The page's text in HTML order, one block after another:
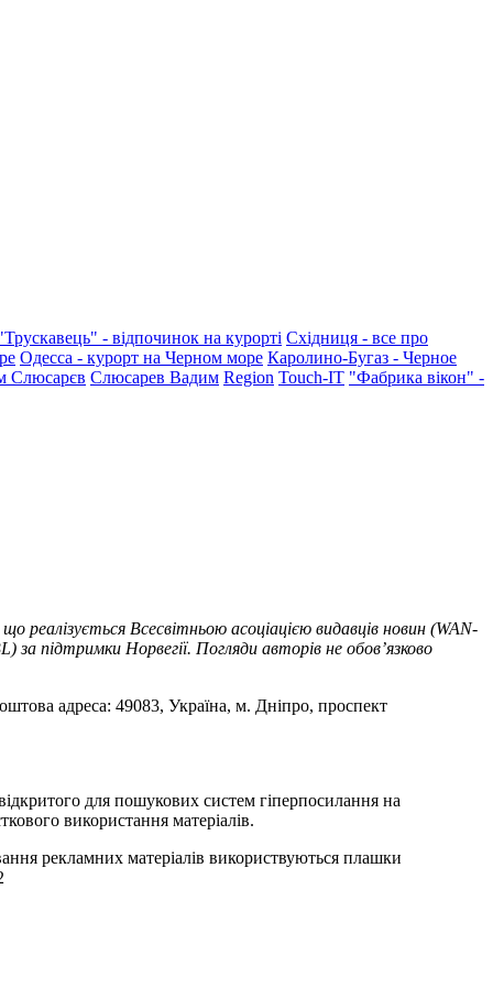
- відпочинок на курорті Східниця - все про
Одесса - курорт на Черном море Каролино-Бугаз - Черное
Слюсарєв Слюсарев Вадим Region Touch-IT "Фабрика вікон" -
Всесвітньою асоціацією видавців новин (WAN-
підтримки Норвегії. Погляди авторів не обов’язково
адреса: 49083, Україна, м. Дніпро, проспект
для пошукових систем гіперпосилання на
використання матеріалів.
рекламних матеріалів використвуються плашки